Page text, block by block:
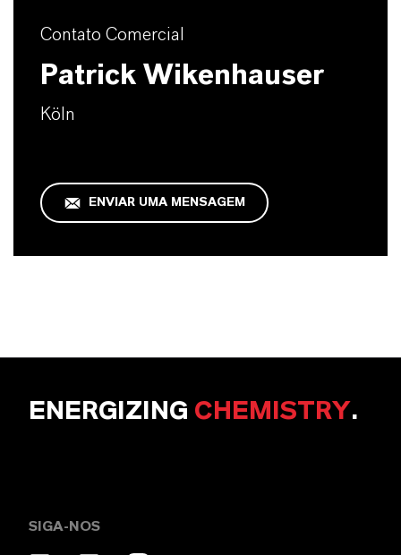
Contato Comercial
Patrick Wikenhauser
Köln
ENVIAR UMA MENSAGEM
ENERGIZING CHEMISTRY.
SIGA-NOS